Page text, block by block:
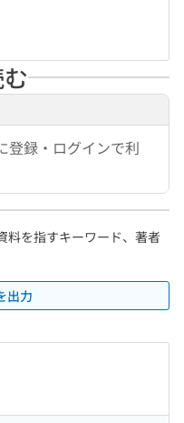
登録・ログインで利
料を指すキーワード、著者
出力